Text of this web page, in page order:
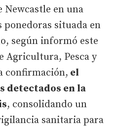
Newcastle en una
situada en
según informó este
Agricultura, Pesca y
confirmación, el
detectados en la
, consolidando un
sanitaria para